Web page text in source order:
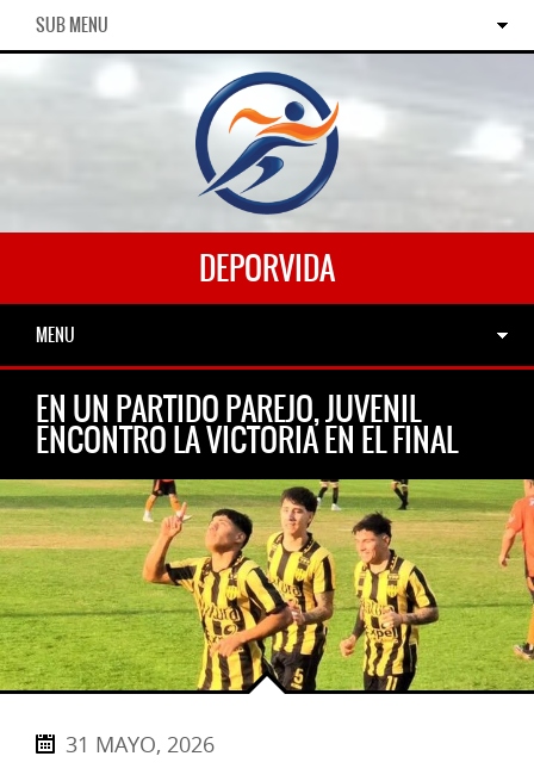
SUB MENU
DEPORVIDA
MENU
EN UN PARTIDO PAREJO, JUVENIL
ENCONTRO LA VICTORIA EN EL FINAL
31 MAYO, 2026